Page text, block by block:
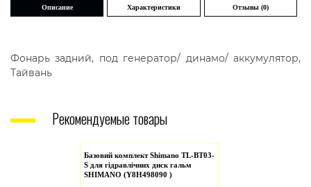
Описание Характеристики Отзывы (0)
Фонарь задний, под генератор/ динамо/ аккумулятор,
Тайвань
Рекомендуемые товары
Базовий комплект Shimano TL-BT03-
S для гідравлічних диск гальм
SHIMANO (Y8H498090 )